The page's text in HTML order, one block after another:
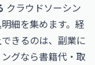
クラウドソーシン
細を集めます。経
きるのは、副業に
グなら書籍代・取